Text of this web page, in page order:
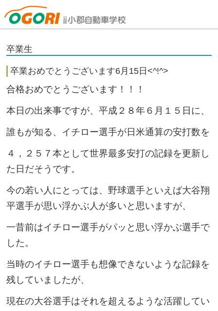
山口県小郡自動車学校
卒業生
卒業おめでとうございます6月15日<^!^>
合格おめでとうございます！！！
本日の出来事ですが、平成２８年６月１５日に、
誰もが知る、イチロー選手が日米通算の安打数を
４，２５７本として世界最多安打の記録を更新し
た日だそうです。
今の若い人にとっては、野球選手といえば大谷翔
平選手が思い浮かぶ人が多いと思いますが、
一昔前はイチロー選手がパッと思い浮かぶ選手で
した。
当時のイチロー選手も想像できないような記録を
残していましたが、
現在の大谷選手はそれを超えるような活躍してい